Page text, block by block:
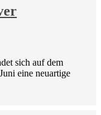
sich auf dem
eine neuartige